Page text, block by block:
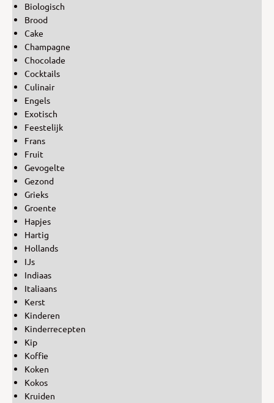
Biologisch
Brood
Cake
Champagne
Chocolade
Cocktails
Culinair
Engels
Exotisch
Feestelijk
Frans
Fruit
Gevogelte
Gezond
Grieks
Groente
Hapjes
Hartig
Hollands
IJs
Indiaas
Italiaans
Kerst
Kinderen
Kinderrecepten
Kip
Koffie
Koken
Kokos
Kruiden